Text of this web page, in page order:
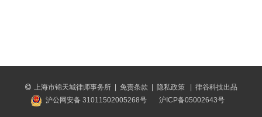
上海市锦天城律师事务所 免责条款 隐私政策
律谷科技出品
沪公网安备 31011502005268号
沪ICP备05002643号